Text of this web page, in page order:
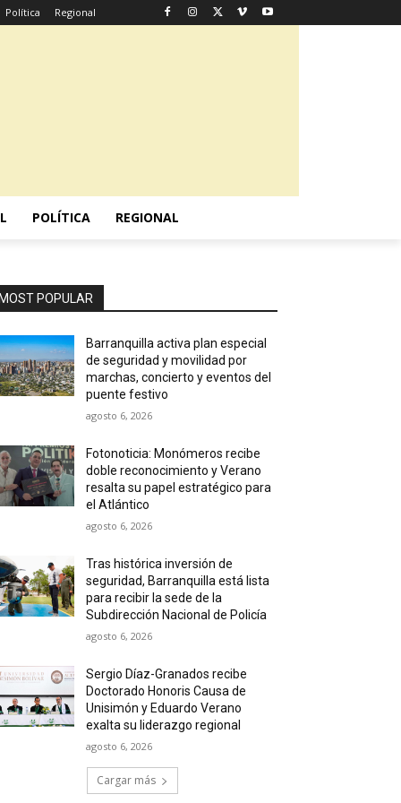
Política Regional
POLÍTICA REGIONAL
MOST POPULAR
Barranquilla activa plan especial
de seguridad y movilidad por
marchas, concierto y eventos del
puente festivo
agosto 6, 2026
Fotonoticia: Monómeros recibe
doble reconocimiento y Verano
resalta su papel estratégico para
el Atlántico
agosto 6, 2026
Tras histórica inversión de
seguridad, Barranquilla está lista
para recibir la sede de la
Subdirección Nacional de Policía
agosto 6, 2026
Sergio Díaz-Granados recibe
Doctorado Honoris Causa de
Unisimón y Eduardo Verano
exalta su liderazgo regional
agosto 6, 2026
Cargar más